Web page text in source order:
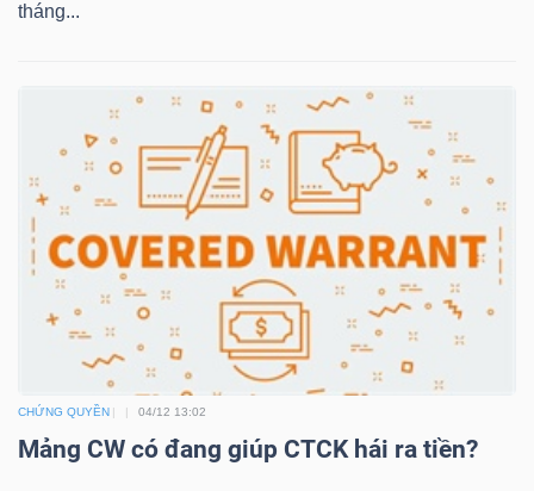
tháng...
CHỨNG QUYỀN 04/12 13:02
Mảng CW có đang giúp CTCK hái ra tiền?
CÔNG
CỤ
ĐẦU
TƯ
DỮ